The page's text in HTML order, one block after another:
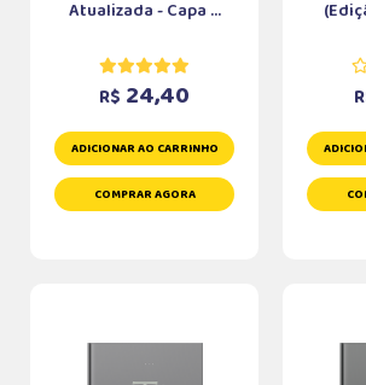
Atualizada - Capa ...
R$ 24,40
ADICIONAR AO CARRINHO
COMPRAR AGORA